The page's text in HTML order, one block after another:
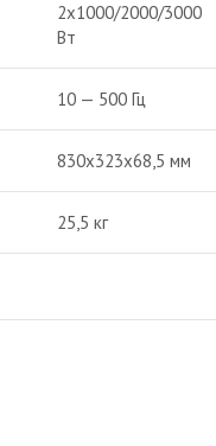
2х1000/2000/3000
Вт
10 — 500 Гц
830х323х68,5 мм
25,5 кг